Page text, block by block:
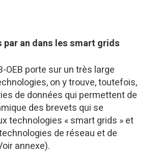
par an dans les smart grids
OEB porte sur un très large
on y trouve, toutefois,
de données qui permettent de
des brevets qui se
technologies « smart grids » et
de réseau et de
annexe).